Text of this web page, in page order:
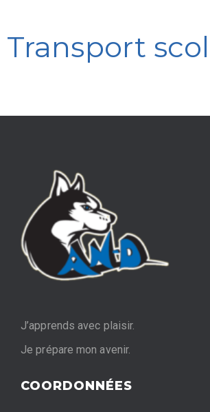
Transport
J’apprends avec plaisir.
Je prépare mon avenir.
COORDONNÉES